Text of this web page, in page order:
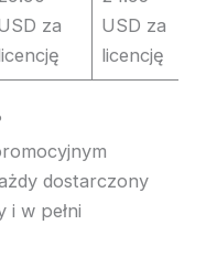
za
USD za
licencję
dostarczony
i w pełni